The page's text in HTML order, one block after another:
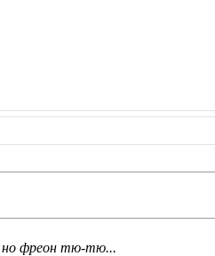
но фреон тю-тю...